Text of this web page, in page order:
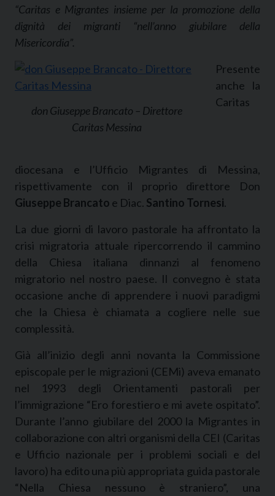
“Caritas e Migrantes insieme per la promozione della
dignità dei migranti “nell’anno giubilare della
Misericordia”.
don Giuseppe Brancato – Direttore
Caritas Messina
Presente
anche la
Caritas
diocesana e l’Ufficio Migrantes di Messina,
rispettivamente con il proprio direttore Don
Giuseppe Brancato e Diac. Santino Tornesi.
La due giorni di lavoro pastorale ha affrontato la
crisi migratoria attuale ripercorrendo il cammino
della Chiesa italiana dinnanzi al fenomeno
migratorio nel nostro paese. Il convegno è stata
occasione anche di apprendere i nuovi paradigmi
che la Chiesa è chiamata a cogliere nelle sue
complessità.
Già all’inizio degli anni novanta la Commissione
episcopale per le migrazioni (CEMi) aveva emanato
nel 1993 degli Orientamenti pastorali per
l’immigrazione “Ero forestiero e mi avete ospitato”.
Durante l’anno giubilare del 2000 la Migrantes in
collaborazione con altri organismi della CEI (Caritas
e Ufficio nazionale per i problemi sociali e del
lavoro) ha edito una più appropriata guida pastorale
“Nella Chiesa nessuno è straniero”, una